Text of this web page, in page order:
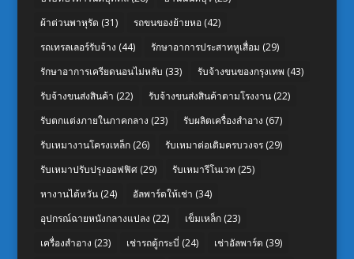
ผ้าต่วนพาหุรัด (31) รถขนของย้ายหอ(42)
รถเทรลเลอร์รับจ้าง (44) รักษาอาการประสาทหูเสื่อม (29)
รักษาอาการเครียดนอนไม่หลับ (33) รับจ้างขนของกรุงเทพ (43)
รับจ้างขนส่งสินค้า (22) รับจ้างขนส่งสินค้าตามโรงงาน(22)
รับตกแต่งภายในภาคกลาง (23) รับผลิตเครื่องสำอาง (67)
รับเหมางานโครงเหล็ก(26) รับเหมาต่อเติมครบวงจร(29)
รับเหมาปรับปรุงออฟฟิศ(29) รับเหมารีโนเวท (25)
หางานไต้หวัน(24) อัลพาร์ดให้เช่า (34)
อุปกรณ์ฉายหนังกลางแปลง (22) เข็มเหล็ก(23)
เครื่องสำอาง (23) เช่ารถตู้กระบี่ (24) เช่าอัลพาร์ด (39)